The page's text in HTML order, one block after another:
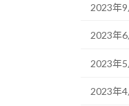
2023年9
2023年6
2023年5
2023年4